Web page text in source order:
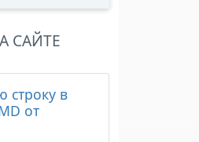
САЙТЕ
строку в
от